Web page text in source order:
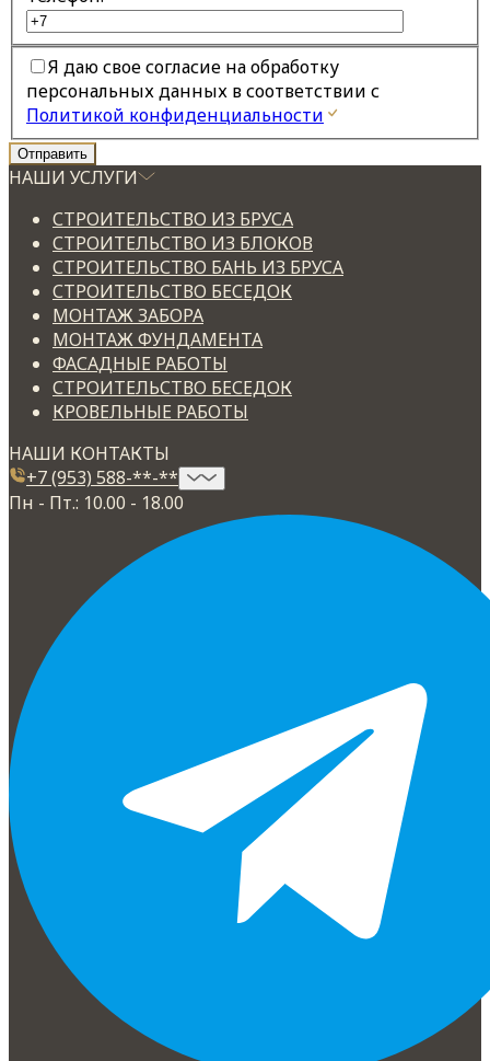
Я даю свое согласие на обработку
персональных данных в соответствии с
Политикой конфиденциальности
НАШИ УСЛУГИ
СТРОИТЕЛЬСТВО ИЗ БРУСА
СТРОИТЕЛЬСТВО ИЗ БЛОКОВ
СТРОИТЕЛЬСТВО БАНЬ ИЗ БРУСА
СТРОИТЕЛЬСТВО БЕСЕДОК
МОНТАЖ ЗАБОРА
МОНТАЖ ФУНДАМЕНТА
ФАСАДНЫЕ РАБОТЫ
СТРОИТЕЛЬСТВО БЕСЕДОК
КРОВЕЛЬНЫЕ РАБОТЫ
НАШИ КОНТАКТЫ
+7 (953) 588-**-**
Пн - Пт.: 10.00 - 18.00